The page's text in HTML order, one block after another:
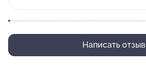
Написать отзыв